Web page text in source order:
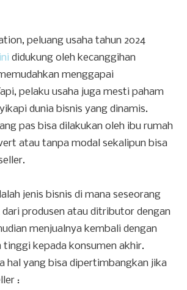
peluang usaha tahun 2024
ini didukung oleh kecanggihan
menggapai
pelaku usaha juga mesti paham
dunia bisnis yang dinamis.
pas bisa dilakukan oleh ibu rumah
atau tanpa modal sekalipun bisa
jenis bisnis di mana seseorang
produsen atau ditributor dengan
menjualnya kembali dengan
tinggi kepada konsumen akhir.
hal yang bisa dipertimbangkan jika
: